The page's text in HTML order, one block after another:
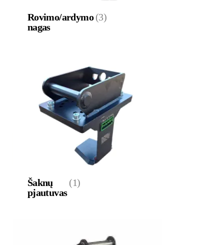
Rovimo/ardymo
nagas
(3)
Šaknų
pjautuvas
(1)